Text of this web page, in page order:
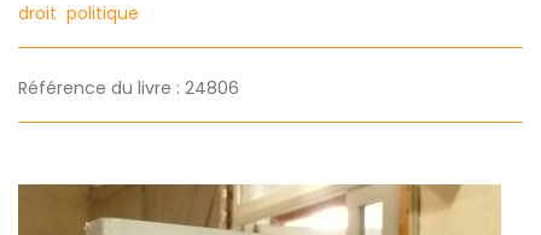
droit politique
Référence du livre : 24806